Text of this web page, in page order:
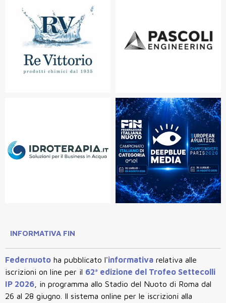
INFORMATIVA FIN
Federnuoto ha pubblicato l'informativa relativa alle
iscrizioni on line per il 62ª edizione del Trofeo Settecolli
IP 2026 , in programma allo Stadio del Nuoto di Roma dal
26 al 28 giugno. Il sistema online per le iscrizioni alla